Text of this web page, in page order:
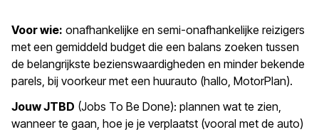
Voor wie: onafhankelijke en semi-onafhankelijke reizigers
met een gemiddeld budget die een balans zoeken tussen
de belangrijkste bezienswaardigheden en minder bekende
parels, bij voorkeur met een huurauto (hallo, MotorPlan).
Jouw JTBD (Jobs To Be Done): plannen wat te zien,
wanneer te gaan, hoe je je verplaatst (vooral met de auto)